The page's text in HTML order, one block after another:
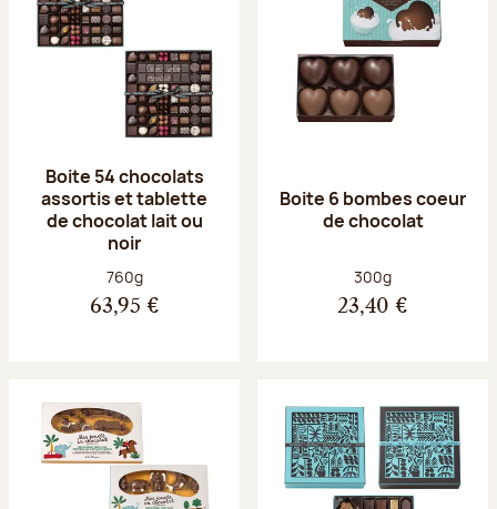
Boite 54 chocolats
assortis et tablette
de chocolat lait ou
noir
Poids net :
760g
63,95 €
Boite 6 bombes coeur
de chocolat
Poids net :
300g
23,40 €